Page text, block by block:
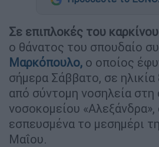
Σε επιπλοκές του καρκίνου
ο θάνατος του σπουδαίο
Μαρκόπουλο, ο οποίος
σήμερα Σάββατο, σε ηλικία
από σύντομη νοσηλεία στη
νοσοκομείου
εσπευσμένα το μεσημέρι
Μαΐου.